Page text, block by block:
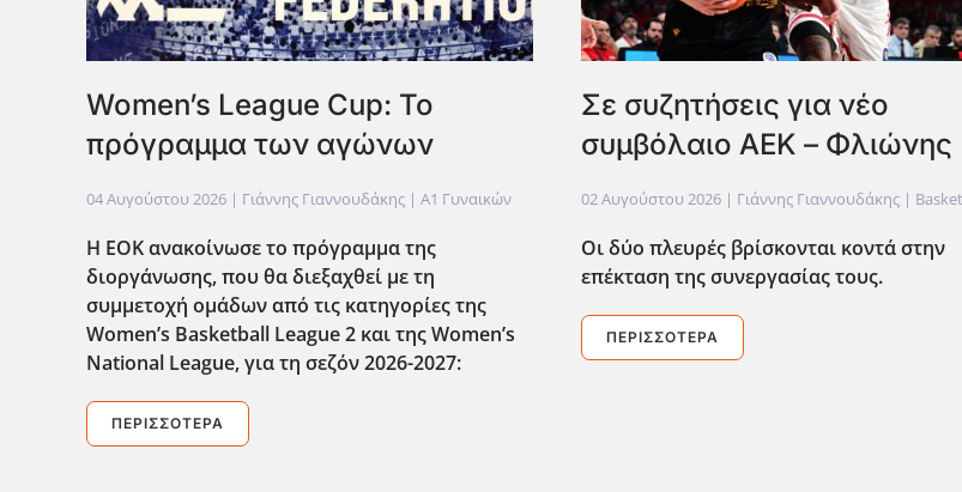
Women’s League Cup: Το
πρόγραμμα των αγώνων
04 Αυγούστου 2026 | Γιάννης Γιαννουδάκης | Α1 Γυναικών
Η ΕΟΚ ανακοίνωσε το πρόγραμμα της
διοργάνωσης, που θα διεξαχθεί με τη
συμμετοχή ομάδων από τις κατηγορίες της
Women’s Basketball League2 και της Women’s
National League, για τη σεζόν 2026-2027:
ΠΕΡΙΣΣΌΤΕΡΑ
Σε συζητήσεις για νέο
συμβόλαιο ΑΕΚ – Φλιώνης
02 Αυγούστου 2026 | Γιάννης Γιαννουδάκης |
Οι δύο πλευρές βρίσκονται κοντά στην
επέκταση της συνεργασίας τους.
ΠΕΡΙΣΣΌΤΕΡΑ